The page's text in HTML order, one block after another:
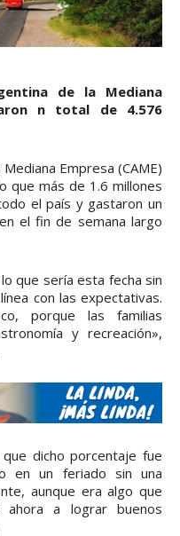
de la Mediana
n total de 4.576
Empresa (CAME)
que más de 1.6 millones
el país y gastaron un
el fin de semana largo
que sería esta fecha sin
con las expectativas.
porque las familias
y recreación»,
dicho porcentaje fue
en un feriado sin una
aunque era algo que
ahora a lograr buenos